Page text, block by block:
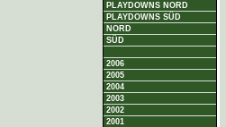
PLAYDOWNS NORD
PLAYDOWNS SÜD
NORD
SÜD
2006
2005
2004
2003
2002
2001